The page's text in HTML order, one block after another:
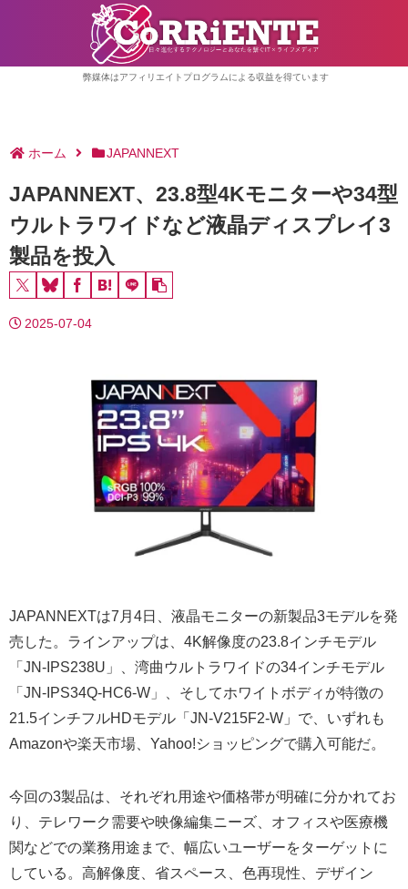
弊媒体はアフィリエイトプログラムによる収益を得ています
ホーム JAPANNEXT
JAPANNEXT、23.8型4Kモニターや34型
ウルトラワイドなど液晶ディスプレイ3
製品を投入
2025-07-04
JAPANNEXTは7月4日、液晶モニターの新製品3モデルを発
売した。ラインアップは、4K解像度の23.8インチモデル
「JN-IPS238U」、湾曲ウルトラワイドの34インチモデル
「JN-IPS34Q-HC6-W」、そしてホワイトボディが特徴の
21.5インチフルHDモデル「JN-V215F2-W」で、いずれも
Amazonや楽天市場、Yahoo!ショッピングで購入可能だ。
今回の3製品は、それぞれ用途や価格帯が明確に分かれてお
り、テレワーク需要や映像編集ニーズ、オフィスや医療機
関などでの業務用途まで、幅広いユーザーをターゲットに
している。高解像度、省スペース、色再現性、デザイン